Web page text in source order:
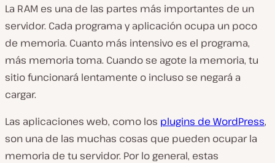
La RAM es una de las partes más importantes de un
servidor. Cada programa y aplicación ocupa un poco
de memoria. Cuanto más intensivo es el programa,
más memoria toma. Cuando se agote la memoria, tu
sitio funcionará lentamente o incluso se negará a
cargar.
Las aplicaciones web, como los plugins de WordPress,
son una de las muchas cosas que pueden ocupar la
memoria de tu servidor. Por lo general, estas